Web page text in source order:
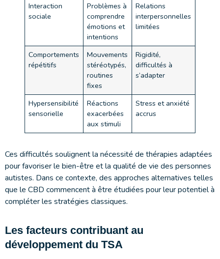
Interaction
sociale
Problèmes à
comprendre
émotions et
intentions
Relations
interpersonnelles
limitées
Comportements
répétitifs
Mouvements
stéréotypés,
routines
fixes
Rigidité,
difficultés à
s’adapter
Hypersensibilité
sensorielle
Réactions
exacerbées
aux stimuli
Stress et anxiété
accrus
Ces difficultés soulignent la nécessité de thérapies adaptées
pour favoriser le bien-être et la qualité de vie des personnes
autistes. Dans ce contexte, des approches alternatives telles
que le CBD commencent à être étudiées pour leur potentiel à
compléter les stratégies classiques.
Les facteurs contribuant au
développement du TSA